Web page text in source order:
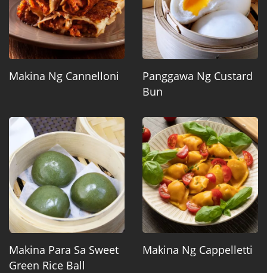
Makina Ng Cannelloni
Panggawa Ng Custard
Bun
Makina Para Sa Sweet
Green Rice Ball
Makina Ng Cappelletti